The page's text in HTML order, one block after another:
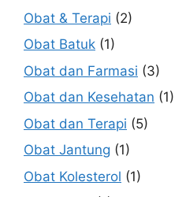
Obat & Terapi (2)
Obat Batuk (1)
Obat dan Farmasi (3)
Obat dan Kesehatan (1)
Obat dan Terapi (5)
Obat Jantung (1)
Obat Kolesterol (1)